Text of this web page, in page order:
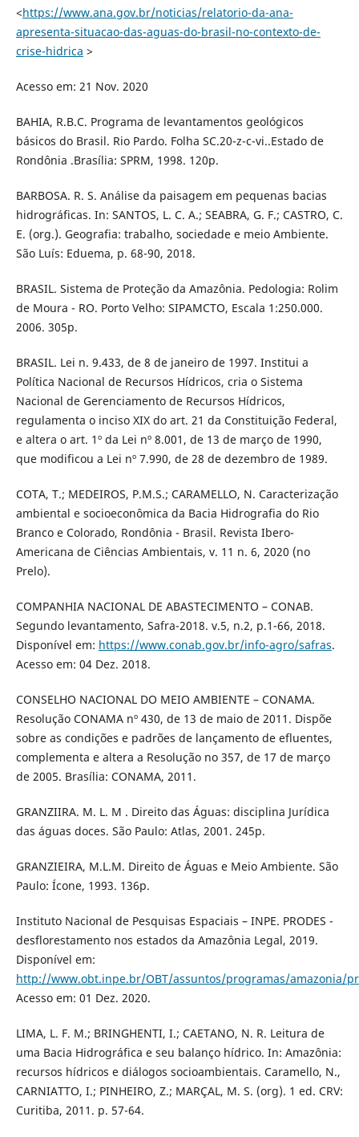
<https://www.ana.gov.br/noticias/relatorio-da-ana-
apresenta-situacao-das-aguas-do-brasil-no-contexto-de-
crise-hidrica >
Acesso em: 21 Nov. 2020
BAHIA, R.B.C. Programa de levantamentos geológicos
básicos do Brasil. Rio Pardo. Folha SC.20-z-c-vi..Estado de
Rondônia .Brasília: SPRM, 1998. 120p.
BARBOSA. R. S. Análise da paisagem em pequenas bacias
hidrográficas. In: SANTOS, L. C. A.; SEABRA, G. F.; CASTRO, C.
E. (org.). Geografia: trabalho, sociedade e meio Ambiente.
São Luís: Eduema, p. 68-90, 2018.
BRASIL. Sistema de Proteção da Amazônia. Pedologia: Rolim
de Moura - RO. Porto Velho: SIPAMCTO, Escala 1:250.000.
2006. 305p.
BRASIL. Lei n. 9.433, de 8 de janeiro de 1997. Institui a
Política Nacional de Recursos Hídricos, cria o Sistema
Nacional de Gerenciamento de Recursos Hídricos,
regulamenta o inciso XIX do art. 21 da Constituição Federal,
e altera o art. 1º da Lei nº 8.001, de 13 de março de 1990,
que modificou a Lei nº 7.990, de 28 de dezembro de 1989.
COTA, T.; MEDEIROS, P.M.S.; CARAMELLO, N. Caracterização
ambiental e socioeconômica da Bacia Hidrografia do Rio
Branco e Colorado, Rondônia - Brasil. Revista Ibero-
Americana de Ciências Ambientais, v. 11 n. 6, 2020 (no
Prelo).
COMPANHIA NACIONAL DE ABASTECIMENTO – CONAB.
Segundo levantamento, Safra-2018. v.5, n.2, p.1-66, 2018.
Disponível em: https://www.conab.gov.br/info-agro/safras.
Acesso em: 04 Dez. 2018.
CONSELHO NACIONAL DO MEIO AMBIENTE – CONAMA.
Resolução CONAMA nº 430, de 13 de maio de 2011. Dispõe
sobre as condições e padrões de lançamento de efluentes,
complementa e altera a Resolução no 357, de 17 de março
de 2005. Brasília: CONAMA, 2011.
GRANZIIRA. M. L. M . Direito das Águas: disciplina Jurídica
das águas doces. São Paulo: Atlas, 2001. 245p.
GRANZIEIRA, M.L.M. Direito de Águas e Meio Ambiente. São
Paulo: Ícone, 1993. 136p.
Instituto Nacional de Pesquisas Espaciais – INPE. PRODES -
desflorestamento nos estados da Amazônia Legal, 2019.
Disponível em:
http://www.obt.inpe.br/OBT/assuntos/programas/amazonia/
Acesso em: 01 Dez. 2020.
LIMA, L. F. M.; BRINGHENTI, I.; CAETANO, N. R. Leitura de
uma Bacia Hidrográfica e seu balanço hídrico. In: Amazônia:
recursos hídricos e diálogos socioambientais. Caramello, N.,
CARNIATTO, I.; PINHEIRO, Z.; MARÇAL, M. S. (org). 1 ed. CRV:
Curitiba, 2011. p. 57-64.